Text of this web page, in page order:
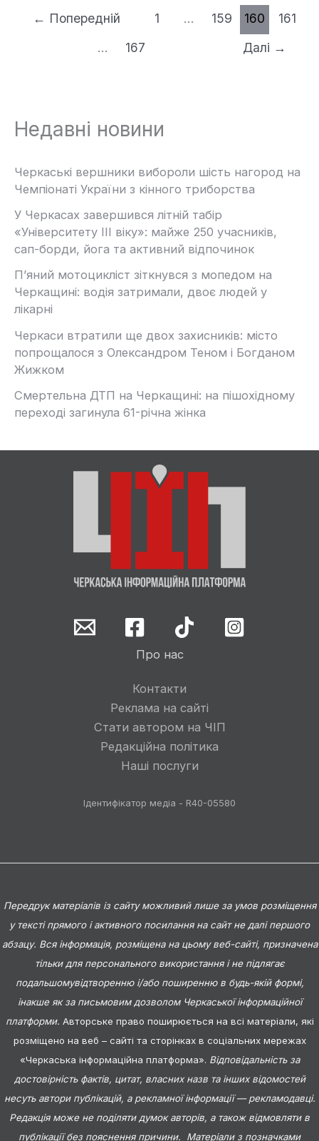
← Попередній 1 … 159 160
161
…
167 Далі →
Недавні новини
Черкаські вершники вибороли шість нагород на
Чемпіонаті України з кінного триборства
У Черкасах завершився літній табір
«Університету ІІІ віку»: майже 250 учасників,
сап-борди, йога та активний відпочинок
П’яний мотоцикліст зіткнувся з мопедом на
Черкащині: водія затримали, двоє людей у
лікарні
Черкаси втратили ще двох захисників: місто
попрощалося з Олександром Теном і Богданом
Жижком
Смертельна ДТП на Черкащині: на пішохідному
переході загинула 61-річна жінка
Про нас
Контакти
Реклама на сайті
Стати автором на ЧІП
Редакційна політика
Наші послуги
Ідентифікатор медіа - R40-05580
Передрук матеріалів із сайту можливий лише за умов розміщення
у тексті прямого і активного посилання на сайт не далі першого
абзацу. Вся інформація, розміщена на цьому веб-сайті, призначена
тільки для персонального використання і не підлягає
подальшомувідтворенню і/або поширенню в будь-якій формі,
інакше як за письмовим дозволом Черкаської інформаційної
платформи. Авторське право поширюється на всі матеріали, які
розміщено на веб – сайті та сторінках в соціальних мережах
«Черкаська інформаційна платформа». Відповідальність за
достовірність фактів, цитат, власних назв та інших відомостей
несуть автори публікацій, а рекламної інформації — рекламодавці.
Редакція може не поділяти думок авторів, а також відмовляти в
публікації без пояснення причини. Матеріали з позначками